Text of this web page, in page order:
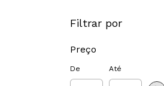
Filtrar por
Preço
De Até